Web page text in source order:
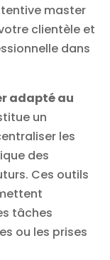
master
clientèle et
dans
adapté au
un
les
des
Ces outils
tâches
ou les prises